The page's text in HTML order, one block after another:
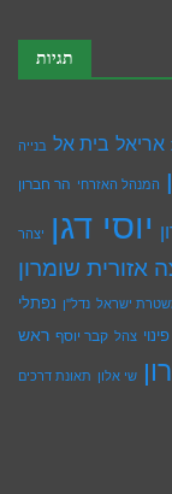
תגיות
אריאל בית אל בנייה
המנהל האזרחי הר חברון
יוסי דגן יצהר
אזורית שומרון
ישראל נדל''ן נפתלי
פינוי צהל קבר יוסף ראש
שי אלון תאונת דרכים